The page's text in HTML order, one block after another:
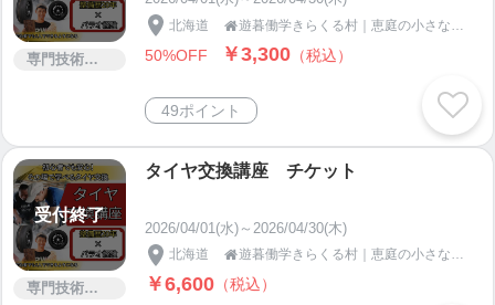
専門技術サービス
北海道 
50%OFF ￥3,300 （税込）
49ポイント
受付終了
専門技術サービス
タイヤ交換講座 チケット
2026/04/01(水)～2026/04/30(木)
北海道  遊暮働学きらくる村｜恵庭の小さなエコビレッジ BELUU
￥6,600 （税込）